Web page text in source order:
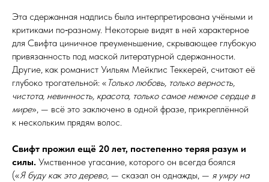
Эта сдержанная надпись была интерпретирована учёными и
критиками по‑разному. Некоторые видят в ней характерное
для Свифта циничное преуменьшение, скрывающее глубокую
привязанность под маской литературной сдержанности.
Другие, как романист Уильям Мейкпис Теккерей, считают её
глубоко трогательной: « Только любовь, только верность,
чистота, невинность, красота, только самое нежное сердце в
мире», — всё это заключено в одной фразе, прикреплённой
к нескольким прядям волос.
Свифт прожил ещё 20 лет, постепенно теряя разум и
силы. Умственное угасание, которого он всегда боялся
(«Я буду как это дерево, — сказал он однажды, — я умру на